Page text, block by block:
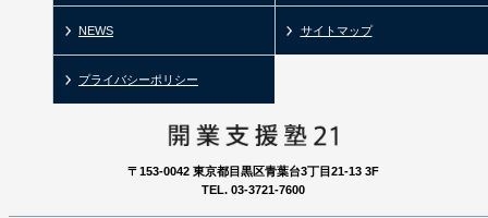
NEWS サイトマップ
プライバシーポリシー
〒153-0042 東京都目黒区青葉台3丁目21-13 3F
TEL. 03-3721-7600